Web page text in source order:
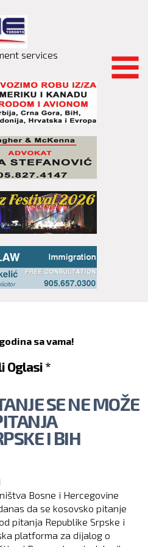
sa vama!
Oglasi *
SE NE MOŽE
I BIH
Bosne i Hercegovine
da se kosovsko pitanje
pitanja Republike Srpske i
platforma za dijalog o